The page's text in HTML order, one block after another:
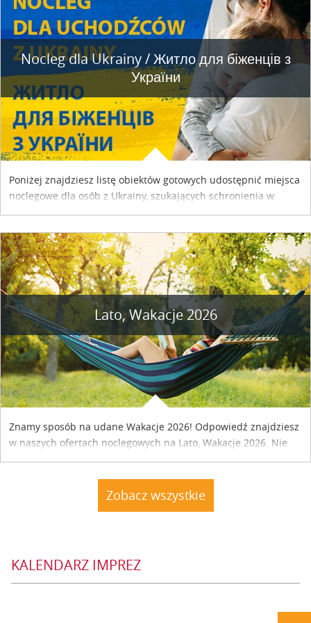
Nocleg dla Ukrainy / Житло для бiженцiв з
України
Poniżej znajdziesz listę obiektów gotowych udostępnić miejsca
noclegowe dla osób z Ukrainy, szukających schronienia w
Lato, Wakacje 2026
Znamy sposób na udane Wakacje 2026! Odpowiedź znajdziesz
w naszych ofertach noclegowych na Lato, Wakacje 2026. Nie
zwlekaj atrakcyjne noclegi czekają...
Zobacz wszystkie
KALENDARZ IMPREZ